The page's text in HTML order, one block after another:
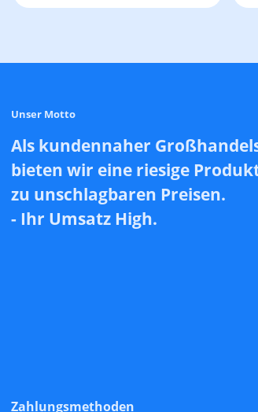
Unser Motto
Als kundennaher
bieten wir eine riesige
zu unschlagbaren Preisen.
- Ihr Umsatz High.
Zahlungsmethoden